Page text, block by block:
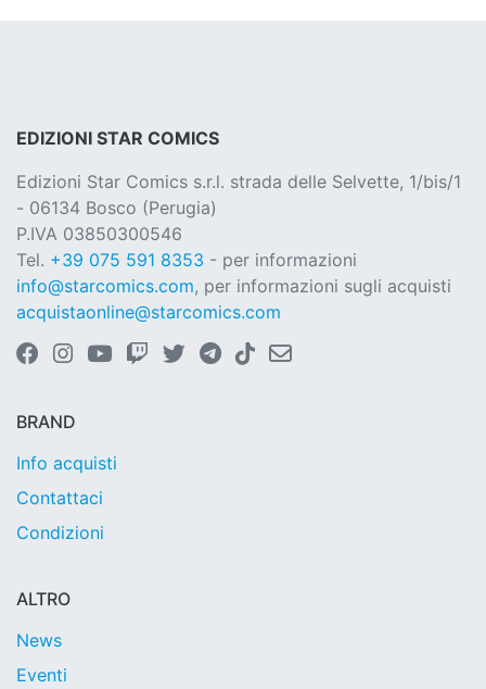
EDIZIONI STAR COMICS
Edizioni Star Comics s.r.l. strada delle Selvette, 1/bis/1
- 06134 Bosco (Perugia)
P.IVA 03850300546
Tel. +39 075 591 8353 - per informazioni
info@starcomics.com, per informazioni sugli acquisti
acquistaonline@starcomics.com
BRAND
Info acquisti
Contattaci
Condizioni
ALTRO
News
Eventi